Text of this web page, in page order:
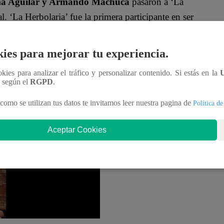
‘La Herbolaria’ fue la primera participante en ser
el Fideuá de mariscos, Nelly Rossinelli encontró
Bocchio quien no podía creer lo sucedido.
Los jurados no emitieron ninguna
para mejorar tu experiencia.
para analizar el tráfico y personalizar contenido. Si estás en la
según el RGPD.
se utilizan tus datos te invitamos leer nuestra pagina de Política
Aceptar Cookies